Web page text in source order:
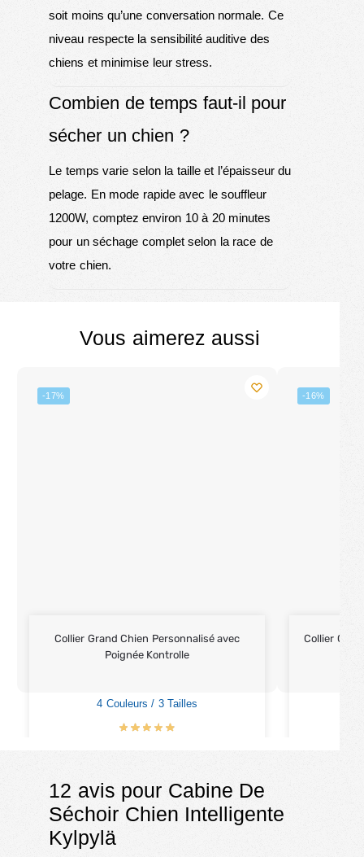
soit moins qu’une conversation normale. Ce
niveau respecte la sensibilité auditive des
chiens et minimise leur stress.
Combien de temps faut-il pour
sécher un chien ?
Le temps varie selon la taille et l’épaisseur du
pelage. En mode rapide avec le souffleur
1200W, comptez environ 10 à 20 minutes
pour un séchage complet selon la race de
votre chien.
Vous aimerez aussi
-17%
Collier Grand Chien Personnalisé avec
Poignée Kontrolle
4 Couleurs / 3 Tailles
-16%
Collier
12 avis pour Cabine De
Séchoir Chien Intelligente
Kylpylä